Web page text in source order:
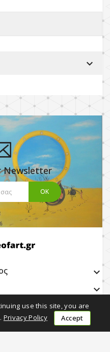

Newsletter
keyboard_arrow_down

use this site, you are
Privacy Policy Accept